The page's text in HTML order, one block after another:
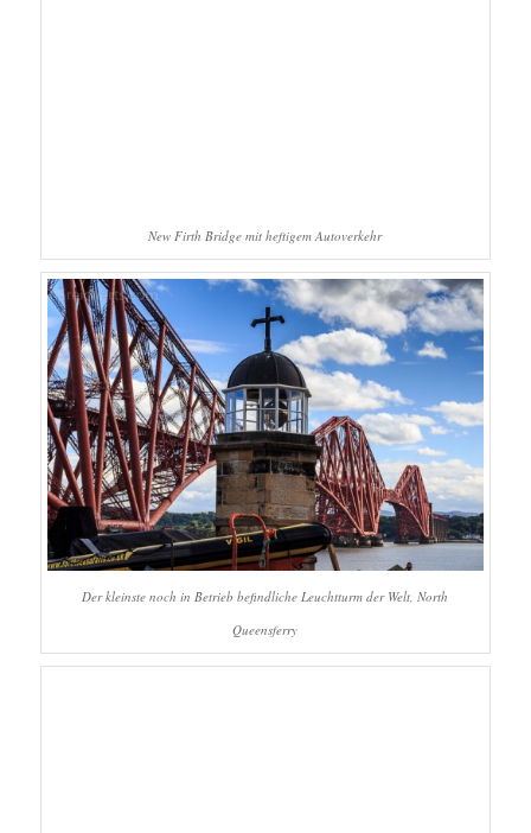
New Firth Bridge mit heftigem Autoverkehr
Der kleinste noch in Betrieb befindliche Leuchtturm der Welt, North
Queensferry